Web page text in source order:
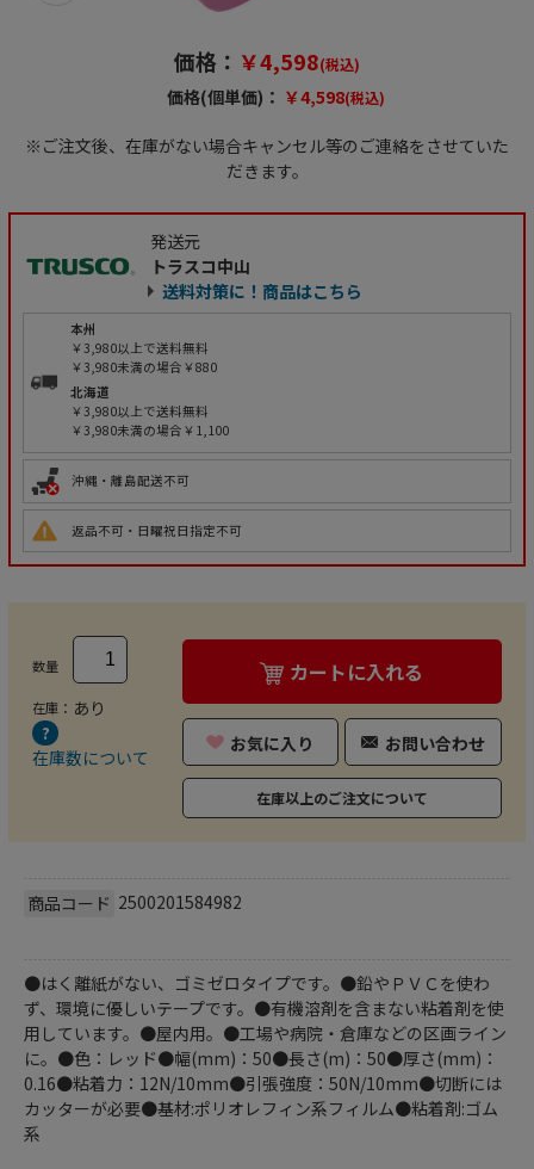
価格： ￥4,598(税込)
価格(個単価)： ￥4,598(税込)
※ご注文後、在庫がない場合キャンセル等のご連絡をさせていた
だきます。
発送元
トラスコ中山
送料対策に！商品はこちら
本州
￥3,980以上で送料無料
￥3,980未満の場合￥880
北海道
￥3,980以上で送料無料
￥3,980未満の場合￥1,100
沖縄・離島配送不可
返品不可・日曜祝日指定不可
数量
在庫： あり
在庫数について
カートに入れる
お気に入り お問い合わせ
在庫以上のご注文について
商品コード 2500201584982
●はく離紙がない、ゴミゼロタイプです。●鉛やＰＶＣを使わ
ず、環境に優しいテープです。●有機溶剤を含まない粘着剤を使
用しています。●屋内用。●工場や病院・倉庫などの区画ライン
に。●色：レッド●幅(mm)：50●長さ(m)：50●厚さ(mm)：
0.16●粘着力：12N/10mm●引張強度：50N/10mm●切断には
カッターが必要●基材:ポリオレフィン系フィルム●粘着剤:ゴム
系